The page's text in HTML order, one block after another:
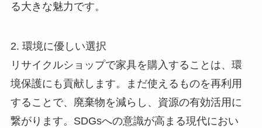
る大きな魅力です。
2. 環境に優しい選択
リサイクルショップで家具を購入することは、環
境保護にも貢献します。まだ使えるものを再利用
することで、廃棄物を減らし、資源の有効活用に
繋がります。SDGsへの意識が高まる現代におい